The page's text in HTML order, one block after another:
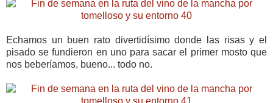
Echamos un buen rato divertidísimo donde las risas y el
pisado se fundieron en uno para sacar el primer mosto que
nos beberíamos, bueno... todo no.